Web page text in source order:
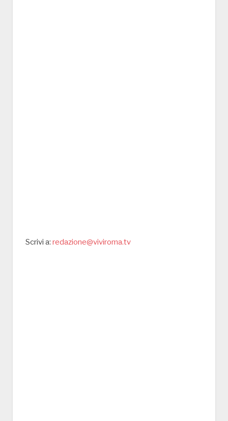
Scrivi a: redazione@viviroma.tv